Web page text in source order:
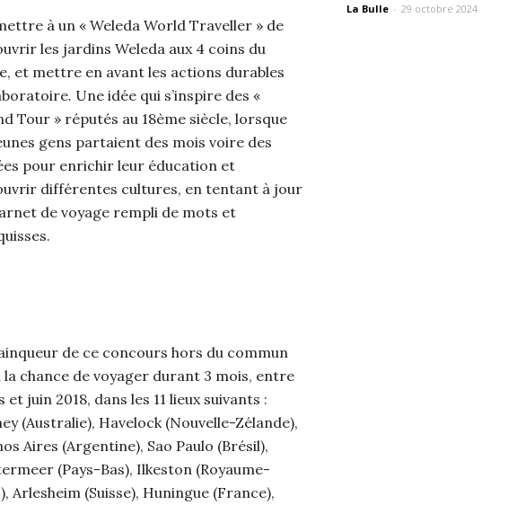
à un « Weleda World Traveller » de
les jardins Weleda aux 4 coins du
et mettre en avant les actions durables
Une idée qui s’inspire des «
Tour » réputés au 18ème siècle, lorsque
gens partaient des mois voire des
pour enrichir leur éducation et
différentes cultures, en tentant à jour
de voyage rempli de mots et
de ce concours hors du commun
la chance de voyager durant 3 mois, entre
et juin 2018, dans les 11 lieux suivants :
(Australie), Havelock (Nouvelle-Zélande),
Aires (Argentine), Sao Paulo (Brésil),
(Pays-Bas), Ilkeston (Royaume-
Arlesheim (Suisse), Huningue (France),
La Bulle - 29 octobre 2024